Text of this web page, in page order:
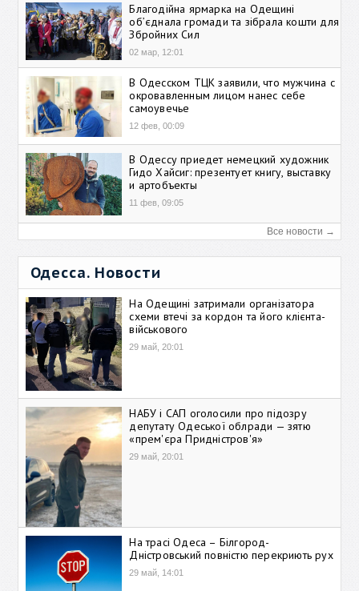
Благодійна ярмарка на Одещині
об’єднала громади та зібрала кошти для
Збройних Сил
02 мар, 12:01
В Одесском ТЦК заявили, что мужчина с
окровавленным лицом нанес себе
самоувечье
12 фев, 00:09
В Одессу приедет немецкий художник
Гидо Хайсиг: презентует книгу, выставку
и артобъекты
11 фев, 09:05
Все новости →
Одесса. Новости
На Одещині затримали організатора
схеми втечі за кордон та його клієнта-
військового
29 май, 20:01
НАБУ і САП оголосили про підозру
депутату Одеської облради — зятю
«прем'єра Придністров'я»
29 май, 20:01
На трасі Одеса – Білгород-
Дністровський повністю перекриють рух
29 май, 14:01